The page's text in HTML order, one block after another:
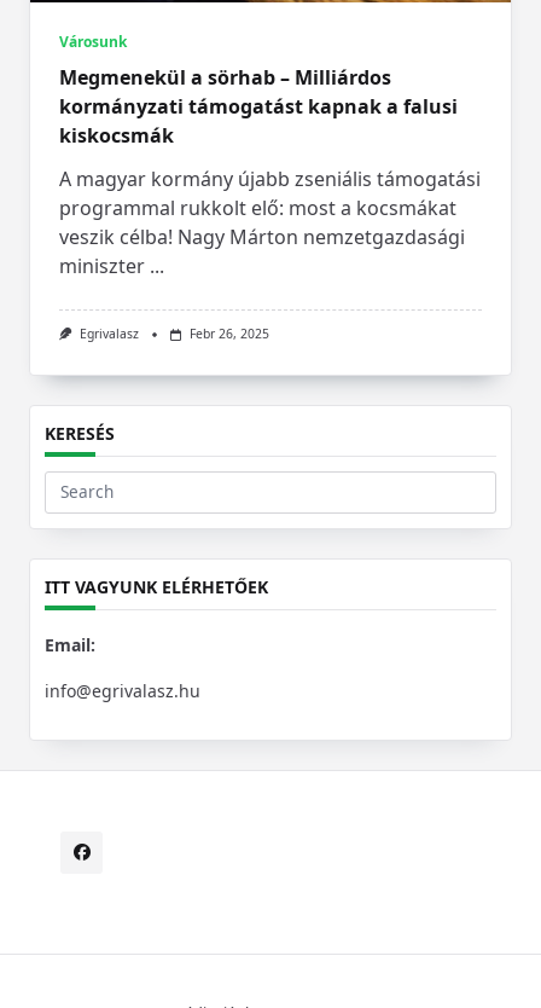
Városunk
Megmenekül a sörhab – Milliárdos
kormányzati támogatást kapnak a falusi
kiskocsmák
A magyar kormány újabb zseniális támogatási
programmal rukkolt elő: most a kocsmákat
veszik célba! Nagy Márton nemzetgazdasági
miniszter ...
Egrivalasz Febr 26, 2025
KERESÉS
Search
for:
ITT VAGYUNK ELÉRHETŐEK
Email:
info@egrivalasz.hu